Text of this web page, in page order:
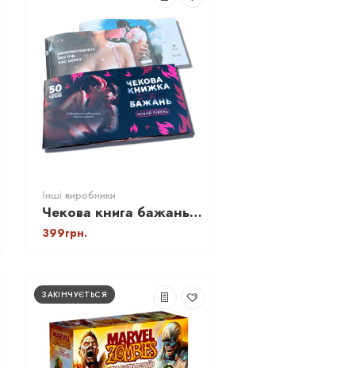
Інші виробники
Чекова книга бажань (Новий дизайн) 50
399грн.
ЗАКІНЧУЄТЬСЯ